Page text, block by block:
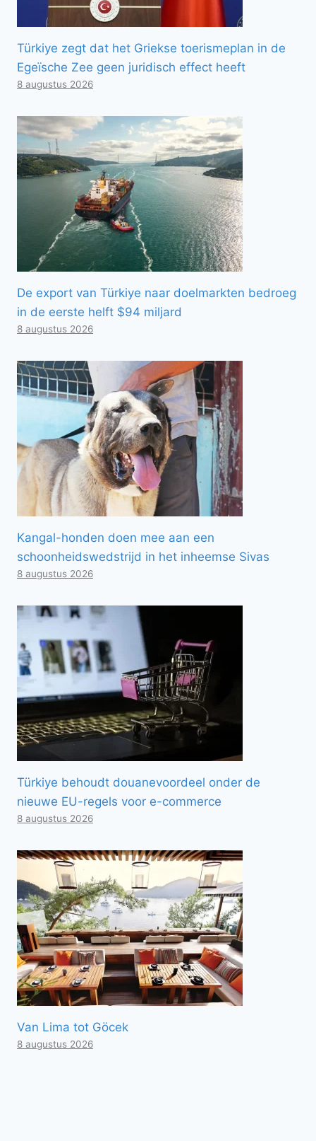
Türkiye zegt dat het Griekse toerismeplan in de
Egeïsche Zee geen juridisch effect heeft
8 augustus 2026
De export van Türkiye naar doelmarkten bedroeg
in de eerste helft $94 miljard
8 augustus 2026
Kangal-honden doen mee aan een
schoonheidswedstrijd in het inheemse Sivas
8 augustus 2026
Türkiye behoudt douanevoordeel onder de
nieuwe EU-regels voor e-commerce
8 augustus 2026
Van Lima tot Göcek
8 augustus 2026